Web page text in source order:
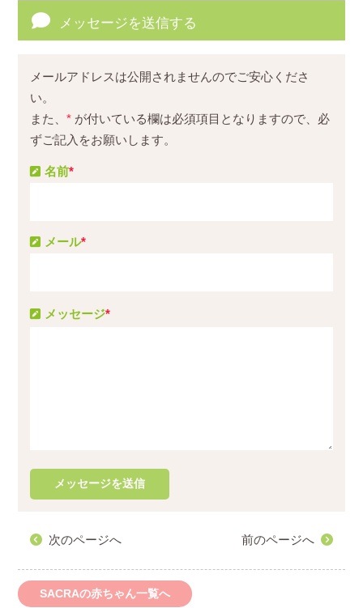
メッセージを送信する
メールアドレスは公開されませんのでご安心くださ
い。
また、* が付いている欄は必須項目となりますので、必
ずご記入をお願いします。
メッセージ*
名前*
メール*
次のページへ 前のページへ
SACRAの赤ちゃん一覧へ